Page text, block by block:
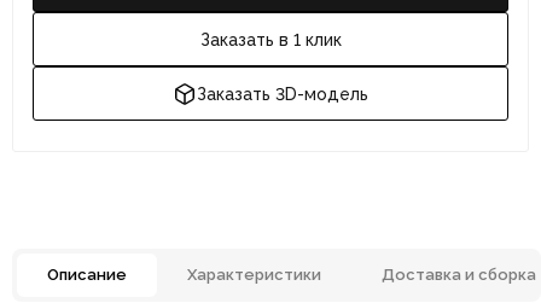
Заказать в 1 клик
Заказать 3D-модель
Описание Характеристики Доставка и сборка